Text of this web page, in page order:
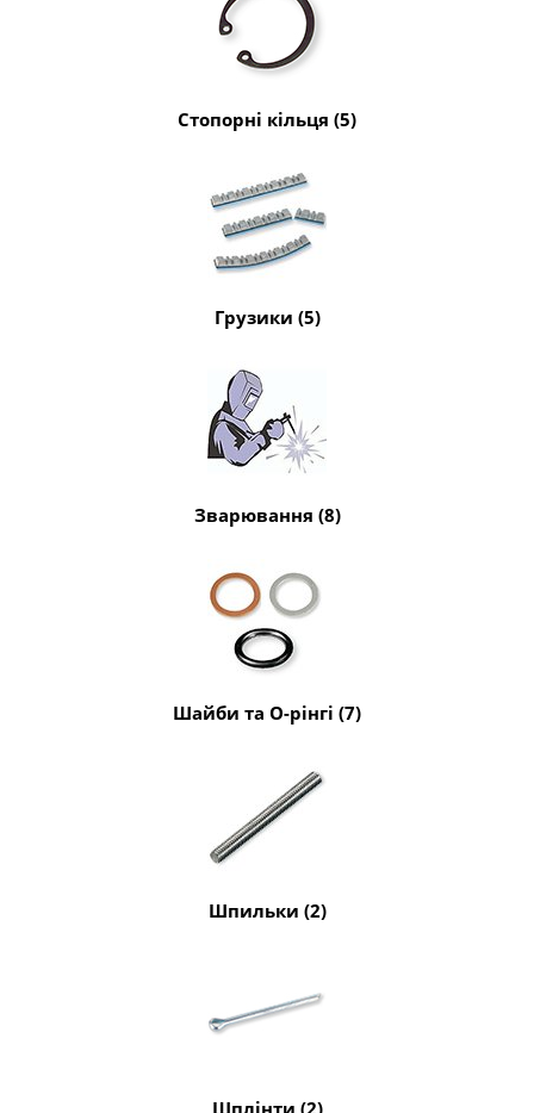
Стопорні кільця (5)
Грузики (5)
Зварювання (8)
Шайби та O-рінгі (7)
Шпильки (2)